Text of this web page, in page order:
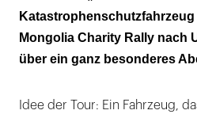
Schlüsselübergabe in
Mongolia Charity Rally nach
über ein ganz besonderes
Idee der Tour: Ein Fahrzeug,